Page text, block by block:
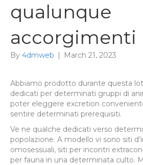
qualunque
accorgimenti
By 4dmweb | March 21, 2023
Abbiamo prodotto durante questa
dedicati per determinati gruppi di
poter eleggere excretion
sentire determinati prerequisiti.
Ve ne qualche dedicati verso
popolazione. A modello vi sono siti
omosessuali, siti per incontri
per fauna in una determinata culto.